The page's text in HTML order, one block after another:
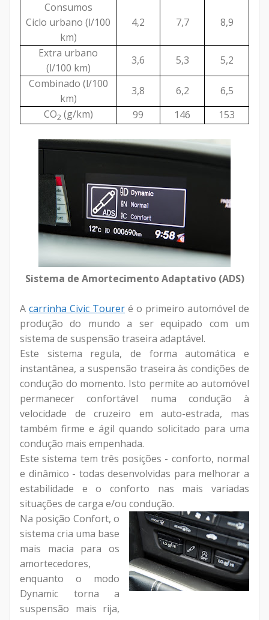
Consumos
Ciclo urbano (l/100
km)
4,2 7,7 8,9
Extra urbano
(l/100 km)
3,6 5,3
5,2
Combinado (l/100
km)
3,8 6,2
6,5
CO2 (g/km) 99 146 153
Sistema de Amortecimento Adaptativo (ADS)
A carrinha Civic Tourer é o primeiro automóvel de
produção do mundo a ser equipado com um
sistema de suspensão traseira adaptável.
Este sistema regula, de forma automática e
instantânea, a suspensão traseira às condições de
condução do momento. Isto permite ao automóvel
permanecer confortável numa condução à
velocidade de cruzeiro em auto-estrada, mas
também firme e ágil quando solicitado para uma
condução mais empenhada.
Este sistema tem três posições - conforto, normal
e dinâmico - todas desenvolvidas para melhorar a
estabilidade e o conforto nas mais variadas
situações de carga e/ou condução.
Na posição Confort, o
sistema cria uma base
mais macia para os
amortecedores,
enquanto o modo
Dynamic torna a
suspensão mais rija,